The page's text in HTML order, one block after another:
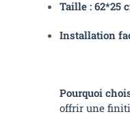
Taille : 62*25
Installation
Pourquoi
offrir une